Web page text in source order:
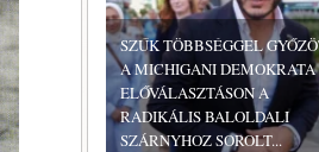
SZŰK TÖBBSÉGGEL
A MICHIGANI DEMOKRATA
ELŐVÁLASZTÁSON A
RADIKÁLIS BALOLDALI
SZÁRNYHOZ SOROLT...